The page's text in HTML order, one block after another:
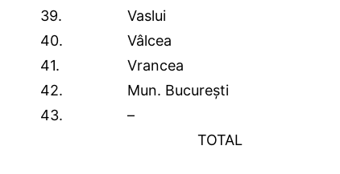
39.
Vaslui
40.
Vâlcea
41.
Vrancea
42.
Mun. București
43.
–
TOTAL